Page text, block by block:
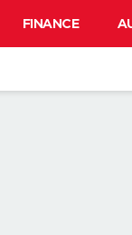
FINANCE